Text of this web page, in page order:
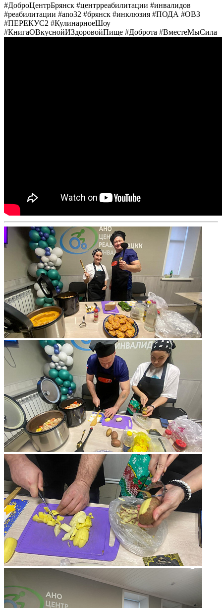
#ДоброЦентрБрянск #центрреабилитации #инвалидов
#реабилитации #ano32 #брянск #инклюзия #ПОДА #ОВЗ
#ПЕРЕКУС2 #КулинарноеШоу
#КнигаОВкуснойИЗдоровойПище #Доброта #ВместеМыСила